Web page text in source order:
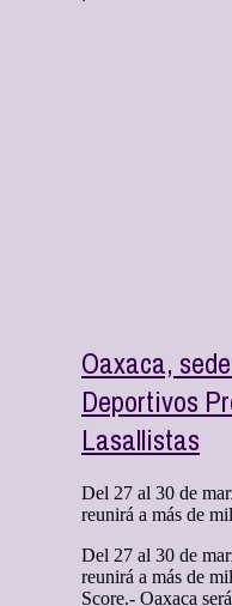
Oaxaca,
Deportivos
Lasallistas
Del 27 al 30 de
reunirá a más de
Del 27 al 30 de
reunirá a más de
Score.- Oaxaca